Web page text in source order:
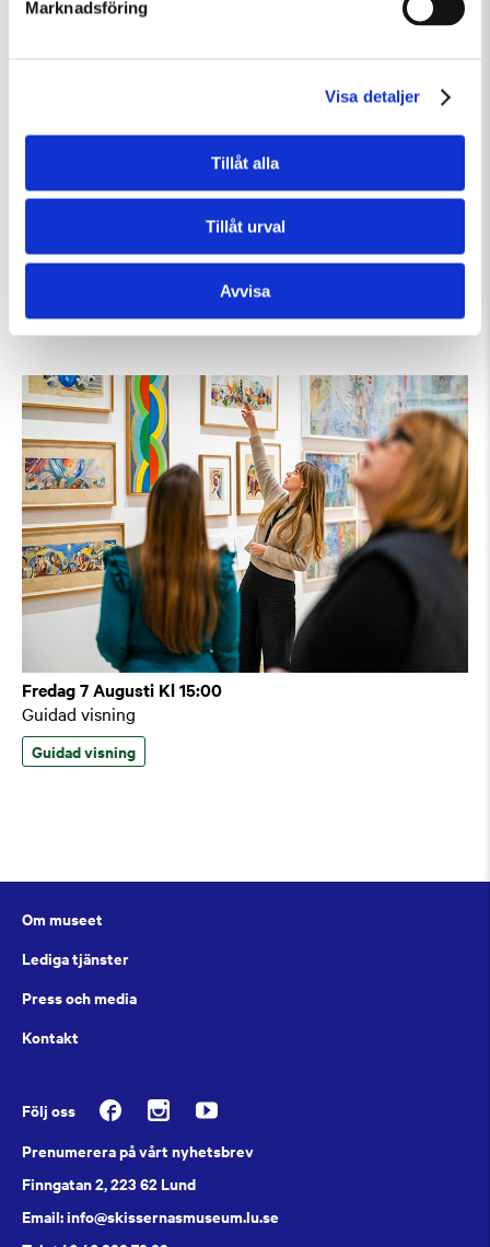
Marknadsföring
Visa detaljer
Tillåt alla
Tillåt urval
Avvisa
Fredag 7 Augusti Kl 12:30
Guidad visning: Public Domain
Fredag 7 Augusti Kl 15:00
Guidad visning
Guidad visning
Om museet
Lediga tjänster
Press och media
Kontakt
Följ oss
Prenumerera på vårt nyhetsbrev
Finngatan 2, 223 62 Lund
Email: info@skissernasmuseum.lu.se